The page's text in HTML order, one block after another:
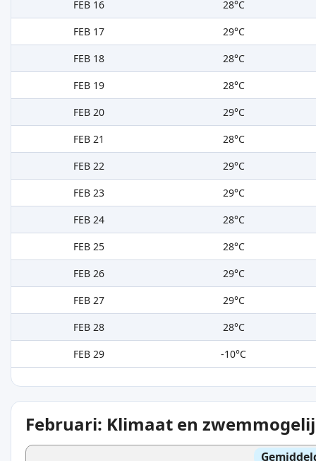
FEB 16
28°C
FEB 17
29°C
FEB 18
28°C
FEB 19
28°C
FEB 20
29°C
FEB 21
28°C
FEB 22
29°C
FEB 23
29°C
FEB 24
28°C
FEB 25
28°C
FEB 26
29°C
FEB 27
29°C
FEB 28
28°C
FEB 29
-10°C
Februari: Klimaat en